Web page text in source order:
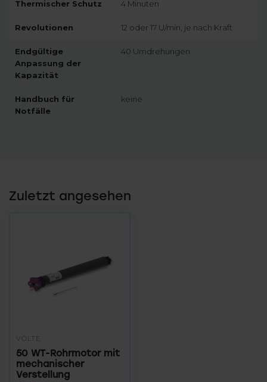
Thermischer Schutz 4 Minuten
Revolutionen 12 oder 17 U/min, je nach Kraft
Endgültige
Anpassung der
Kapazität
40 Umdrehungen
Handbuch für
Notfälle
keine
Zuletzt angesehen
VOLTE
50 WT-Rohrmotor mit
mechanischer
Verstellung